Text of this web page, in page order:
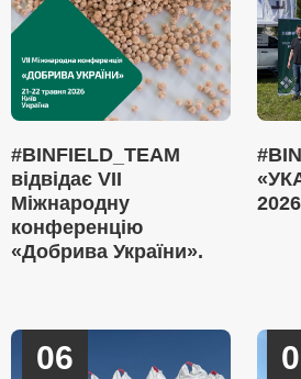
#BINFIELD_TEAM
відвідає VII
Міжнародну
конференцію
«Добрива України».
06